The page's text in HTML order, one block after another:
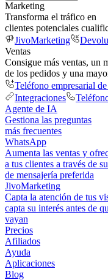
Marketing
Transforma el tráfico en
clientes potenciales
JivoMarketing
Ventas
Consigue más ventas, un
de los pedidos y una
Teléfono empresarial
Integraciones
Agente de IA
Gestiona las preguntas
más frecuentes
WhatsApp
Aumenta las ventas y
a tus clientes a través de
de mensajería preferida
JivoMarketing
Capta la atención de tus
capta su interés antes de
vayan
Precios
Afiliados
Ayuda
Aplicaciones
Blog